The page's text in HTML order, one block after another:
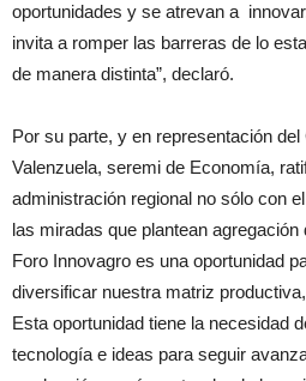
oportunidades y se atrevan a
invita a romper las barreras de lo
de manera distinta”, declaró.
Por su parte, y en representación
Valenzuela, seremi de Economía,
administración regional no sólo con
las miradas que plantean agregación
Foro Innovagro es una oportunidad
diversificar nuestra matriz
Esta oportunidad tiene la necesidad
tecnología e ideas para seguir